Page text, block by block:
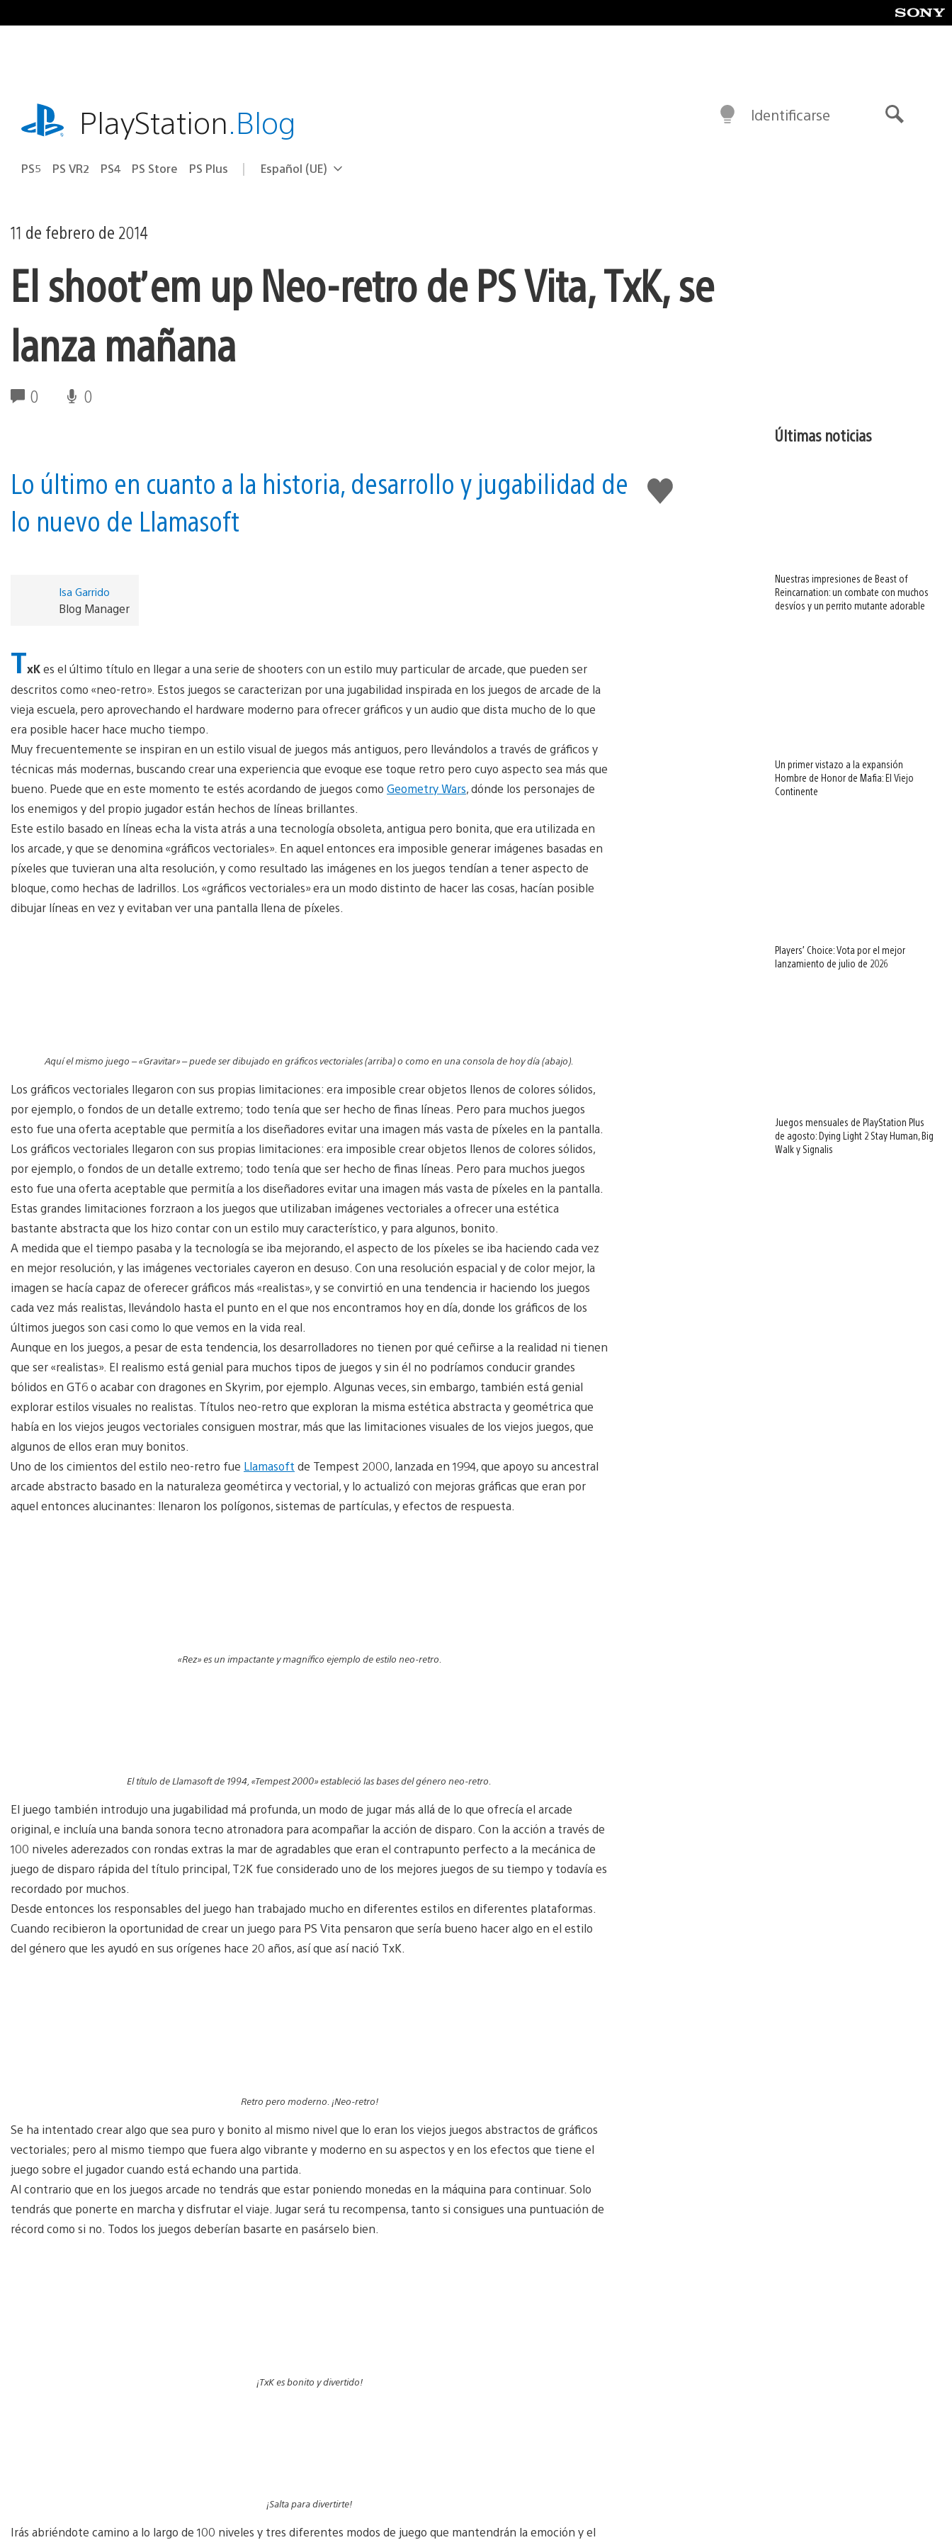
al
playstation.comPlayStation.Blog
PS5 PS VR2 PS4 PS Store PS Plus Selecciona
Región
Español (UE)
Identificarse
11 de febrero de 2014
El shoot’em up Neo-retro de PS Vita, TxK, se
lanza mañana
0 0
Me
gusta
Lo último en cuanto a la historia, desarrollo y jugabilidad de
lo nuevo de Llamasoft
Isa Garrido
Blog Manager
TxKes el último título en llegar a una serie de shooters con un estilo muy particular de arcade, que pueden ser
descritos como «neo-retro». Estos juegos se caracterizan por una jugabilidad inspirada en los juegos de arcade de la
vieja escuela, pero aprovechando el hardware moderno para ofrecer gráficos y un audio que dista mucho de lo que
era posible hacer hace mucho tiempo.
Muy frecuentemente se inspiran en un estilo visual de juegos más antiguos, pero llevándolos a través de gráficos y
técnicas más modernas, buscando crear una experiencia que evoque ese toque retro pero cuyo aspecto sea más que
bueno. Puede que en este momento te estés acordando de juegos como Geometry Wars, dónde los personajes de
los enemigos y del propio jugador están hechos de líneas brillantes.
Este estilo basado en líneas echa la vista atrás a una tecnología obsoleta, antigua pero bonita, que era utilizada en
los arcade, y que se denomina «gráficos vectoriales». En aquel entonces era imposible generar imágenes basadas en
píxeles que tuvieran una alta resolución, y como resultado las imágenes en los juegos tendían a tener aspecto de
bloque, como hechas de ladrillos. Los «gráficos vectoriales» era un modo distinto de hacer las cosas, hacían posible
dibujar líneas en vez y evitaban ver una pantalla llena de píxeles.
Aquí el mismo juego – «Gravitar» – puede ser dibujado en gráficos vectoriales (arriba) o como en una consola de hoy día (abajo).
Los gráficos vectoriales llegaron con sus propias limitaciones: era imposible crear objetos llenos de colores sólidos,
por ejemplo, o fondos de un detalle extremo; todo tenía que ser hecho de finas líneas. Pero para muchos juegos
esto fue una oferta aceptable que permitía a los diseñadores evitar una imagen más vasta de píxeles en la pantalla.
Los gráficos vectoriales llegaron con sus propias limitaciones: era imposible crear objetos llenos de colores sólidos,
por ejemplo, o fondos de un detalle extremo; todo tenía que ser hecho de finas líneas. Pero para muchos juegos
esto fue una oferta aceptable que permitía a los diseñadores evitar una imagen más vasta de píxeles en la pantalla.
Estas grandes limitaciones forzraon a los juegos que utilizaban imágenes vectoriales a ofrecer una estética
bastante abstracta que los hizo contar con un estilo muy característico, y para algunos, bonito.
A medida que el tiempo pasaba y la tecnología se iba mejorando, el aspecto de los píxeles se iba haciendo cada vez
en mejor resolución, y las imágenes vectoriales cayeron en desuso. Con una resolución espacial y de color mejor, la
imagen se hacía capaz de oferecer gráficos más «realistas», y se convirtió en una tendencia ir haciendo los juegos
cada vez más realistas, llevándolo hasta el punto en el que nos encontramos hoy en día, donde los gráficos de los
últimos juegos son casi como lo que vemos en la vida real.
Aunque en los juegos, a pesar de esta tendencia, los desarrolladores no tienen por qué ceñirse a la realidad ni tienen
que ser «realistas». El realismo está genial para muchos tipos de juegos y sin él no podríamos conducir grandes
bólidos en GT6 o acabar con dragones en Skyrim, por ejemplo. Algunas veces, sin embargo, también está genial
explorar estilos visuales no realistas. Títulos neo-retro que exploran la misma estética abstracta y geométrica que
había en los viejos jeugos vectoriales consiguen mostrar, más que las limitaciones visuales de los viejos juegos, que
algunos de ellos eran muy bonitos.
Uno de los cimientos del estilo neo-retro fue Llamasoft de Tempest 2000, lanzada en 1994, que apoyo su ancestral
arcade abstracto basado en la naturaleza geométirca y vectorial, y lo actualizó con mejoras gráficas que eran por
aquel entonces alucinantes: llenaron los polígonos, sistemas de partículas, y efectos de respuesta.
«Rez» es un impactante y magnífico ejemplo de estilo neo-retro.
El título de Llamasoft de 1994, «Tempest 2000» estableció las bases del género neo-retro.
El juego también introdujo una jugabilidad má profunda, un modo de jugar más allá de lo que ofrecía el arcade
original, e incluía una banda sonora tecno atronadora para acompañar la acción de disparo. Con la acción a través de
100 niveles aderezados con rondas extras la mar de agradables que eran el contrapunto perfecto a la mecánica de
juego de disparo rápida del título principal, T2K fue considerado uno de los mejores juegos de su tiempo y todavía es
recordado por muchos.
Desde entonces los responsables del juego han trabajado mucho en diferentes estilos en diferentes plataformas.
Cuando recibieron la oportunidad de crear un juego para PS Vita pensaron que sería bueno hacer algo en el estilo
del género que les ayudó en sus orígenes hace 20 años, así que así nació TxK.
Retro pero moderno. ¡Neo-retro!
Se ha intentado crear algo que sea puro y bonito al mismo nivel que lo eran los viejos juegos abstractos de gráficos
vectoriales; pero al mismo tiempo que fuera algo vibrante y moderno en su aspectos y en los efectos que tiene el
juego sobre el jugador cuando está echando una partida.
Al contrario que en los juegos arcade no tendrás que estar poniendo monedas en la máquina para continuar. Solo
tendrás que ponerte en marcha y disfrutar el viaje. Jugar será tu recompensa, tanto si consigues una puntuación de
récord como si no. Todos los juegos deberían basarte en pasárselo bien.
¡TxK es bonito y divertido!
¡Salta para divertirte!
Irás abriéndote camino a lo largo de 100 niveles y tres diferentes modos de juego que mantendrán la emoción y el
Últimas noticias
Nuestras impresiones de Beast of
Reincarnation: un combate con muchos
desvíos y un perrito mutante adorable
Un primer vistazo a la expansión
Hombre de Honor de Mafia: El Viejo
Continente
Players’ Choice: Vota por el mejor
lanzamiento de julio de 2026
Juegos mensuales de PlayStation Plus
de agosto: Dying Light 2 Stay Human, Big
Walk y Signalis